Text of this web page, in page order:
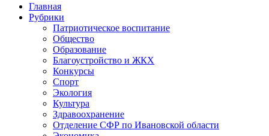
Промотать
содержимому
Главная
Рубрики
Патриотическое воспитание
Общество
Образование
Благоустройство и ЖКХ
Конкурсы
Спорт
Экология
Культура
Здравоохранение
Отделение СФР по Ивановской области